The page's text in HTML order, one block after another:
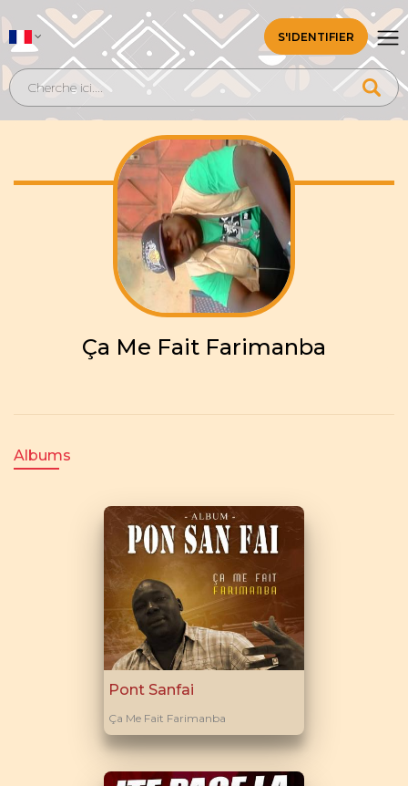
S'IDENTIFIER
Ça Me Fait Farimanba
Albums
Pont Sanfai
Ça Me Fait Farimanba